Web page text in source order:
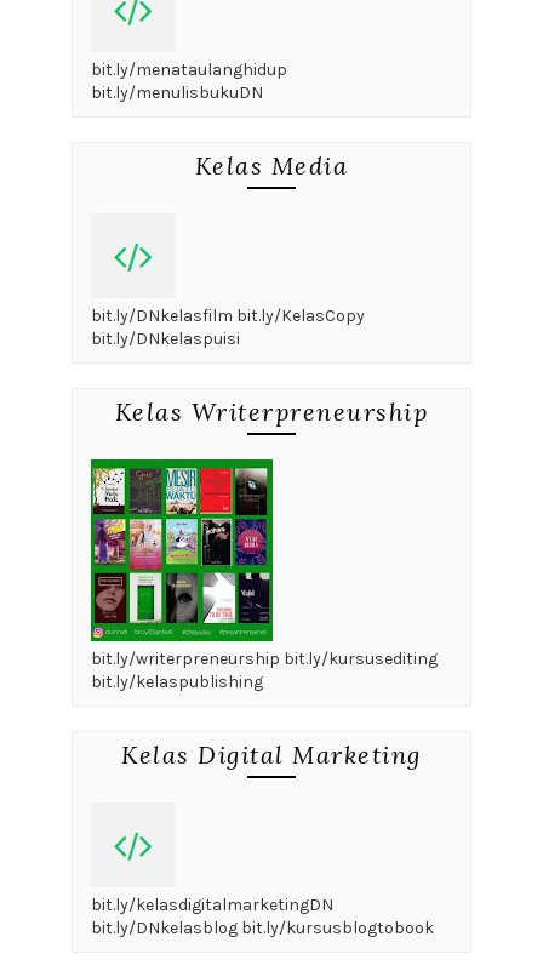
bit.ly/menataulanghidup
bit.ly/menulisbukuDN
Kelas Media
bit.ly/DNkelasfilm bit.ly/KelasCopy
bit.ly/DNkelaspuisi
Kelas Writerpreneurship
bit.ly/writerpreneurship bit.ly/kursusediting
bit.ly/kelaspublishing
Kelas Digital Marketing
bit.ly/kelasdigitalmarketingDN
bit.ly/DNkelasblog bit.ly/kursusblogtobook